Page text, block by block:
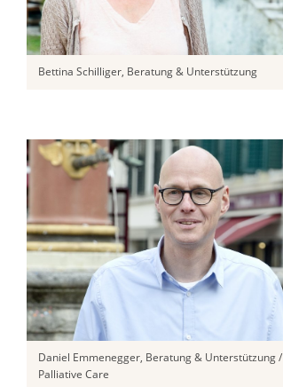
Bettina Schilliger, Beratung & Unterstützung
Daniel Emmenegger, Beratung & Unterstützung /
Palliative Care